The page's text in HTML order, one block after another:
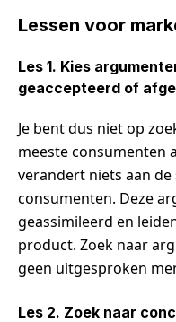
Lessen voor
Les 1. Kies
geaccepteerd of
Je bent dus niet op
meeste consumenten
verandert niets aan
consumenten. Deze
geassimileerd en
product. Zoek naar
geen uitgesproken
Les 2. Zoek naar